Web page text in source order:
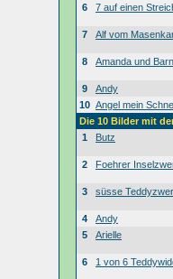
6
7 auf einen
7 Alf vom
8 Amanda und
9
Andy
10 Angel mein
Die 10 Bilder mit
1
Butz
2 Foehrer
3 süsse
4
Andy
5
Arielle
6 1 von 6